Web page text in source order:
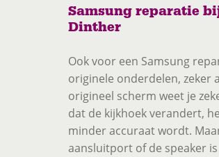
Samsung reparatie
Dinther
Ook voor een Samsung
originele onderdelen, zeker
origineel scherm weet je
dat de kijkhoek verandert,
minder accuraat wordt.
aansluitport of de speaker